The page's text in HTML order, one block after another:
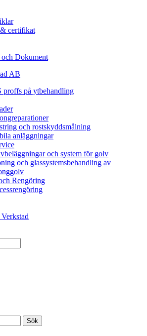
certifikat
Dokument
proffs på ytbehandling
och rostskyddsmålning
anläggningar
och system för golv
och glassystemsbehandling av
Rengöring